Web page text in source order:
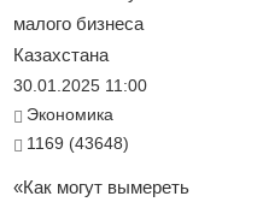
малого бизнеса
Казахстана
30.01.2025 11:00
Экономика
1169 (43648)
«Как могут вымереть